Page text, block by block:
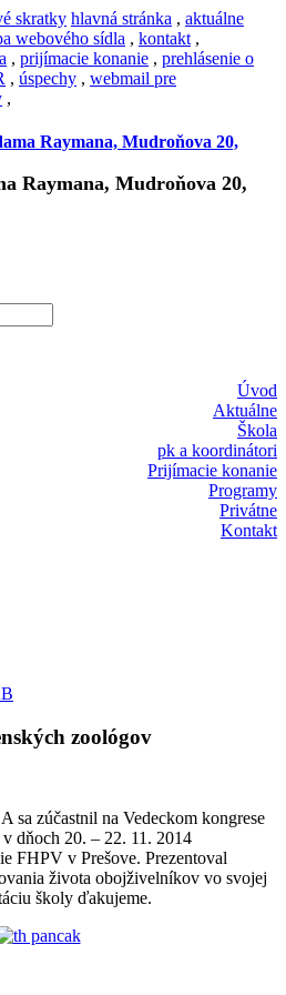
skratky hlavná stránka , aktuálne
webového sídla , kontakt ,
, prijímacie konanie , prehlásenie o
, úspechy , webmail pre
,
Raymana, Mudroňova 20,
Úvod
Aktuálne
Škola
pk a koordinátori
Prijímacie konanie
Programy
Privátne
Kontakt
zoológov
sa zúčastnil na Vedeckom kongrese
dňoch 20. – 22. 11. 2014
FHPV v Prešove. Prezentoval
života obojživelníkov vo svojej
školy ďakujeme.